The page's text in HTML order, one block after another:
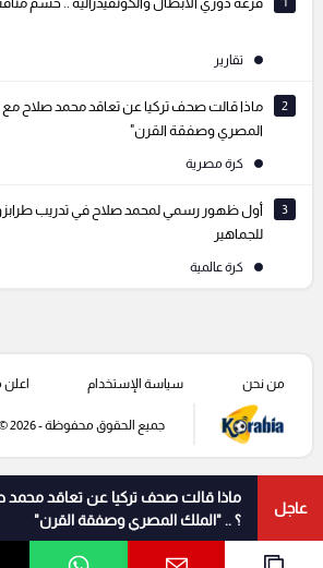
تقارير
2
ماذا قالت صحف تركيا عن تعاقد محمد صلاح مع
المصري وصفقة القرن"
كرة مصرية
3
أول ظهور رسمي لمحمد صلاح في تدريب
للجماهير
كرة عالمية
عاجل
ماذا قالت صحف تركيا عن تعاقد محمد
؟ .. "الملك المصري وصفقة القرن"
من نحن سياسة الإستخدام اعلن
جميع الحقوق محفوظة - 2026 ©